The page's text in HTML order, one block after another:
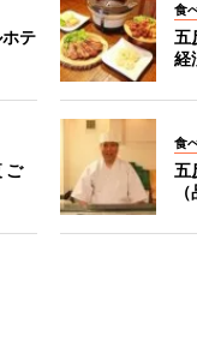
テ
食
五
経
ご
食
五